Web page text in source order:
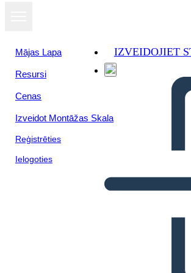
Mājas Lapa
Resursi
Cenas
Izveidot Montāžas Skala
Reģistrēties
Ielogoties
IZVEIDOJIET
Skatīt kā
slaidrādi